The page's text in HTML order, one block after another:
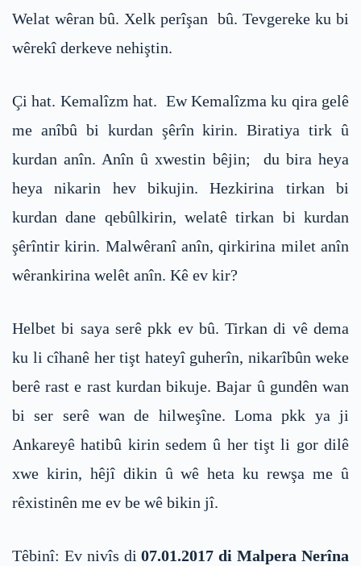
Welat wêran bû. Xelk perîşan bû. Tevgereke ku bi
wêrekî derkeve nehiştin.
Çi hat. Kemalîzm hat. Ew Kemalîzma ku qira gelê
me anîbû bi kurdan şêrîn kirin. Biratiya tirk û
kurdan anîn. Anîn û xwestin bêjin; du bira heya
heya nikarin hev bikujin. Hezkirina tirkan bi
kurdan dane qebûlkirin, welatê tirkan bi kurdan
şêrîntir kirin. Malwêranî anîn, qirkirina milet anîn
wêrankirina welêt anîn. Kê ev kir?
Helbet bi saya serê pkk ev bû. Tirkan di vê dema
ku li cîhanê her tişt hateyî guherîn, nikarîbûn weke
berê rast e rast kurdan bikuje. Bajar û gundên wan
bi ser serê wan de hilweşîne. Loma pkk ya ji
Ankareyê hatibû kirin sedem û her tişt li gor dilê
xwe kirin, hêjî dikin û wê heta ku rewşa me û
rêxistinên me ev be wê bikin jî.
Têbinî: Ev nivîs di07.01.2017 di Malpera Nerîna